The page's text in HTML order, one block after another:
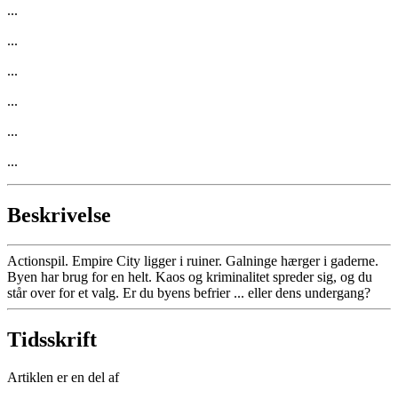
...
...
...
...
...
...
Beskrivelse
Actionspil. Empire City ligger i ruiner. Galninge hærger i gaderne.
Byen har brug for en helt. Kaos og kriminalitet spreder sig, og du
står over for et valg. Er du byens befrier ... eller dens undergang?
Tidsskrift
Artiklen er en del af